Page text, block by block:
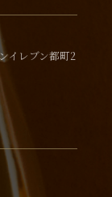
イレブン都町2